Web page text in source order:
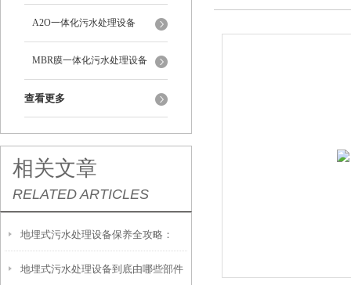
A2O一体化污水处理设备
MBR膜一体化污水处理设备
查看更多
相关文章
RELATED ARTICLES
地埋式污水处理设备保养全攻略：
让“地下卫士”持续高效运转
地埋式污水处理设备到底由哪些部件